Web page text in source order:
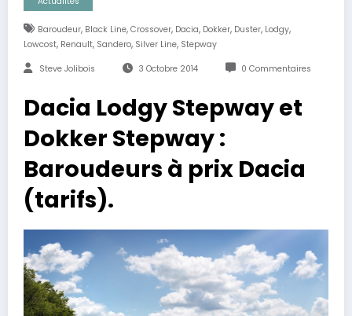
Baroudeur, Black Line, Crossover, Dacia, Dokker, Duster, Lodgy,
Lowcost, Renault, Sandero, Silver Line, Stepway
Steve Jolibois 3 Octobre 2014 0 Commentaires
Dacia Lodgy Stepway et
Dokker Stepway :
Baroudeurs à prix Dacia
(tarifs).